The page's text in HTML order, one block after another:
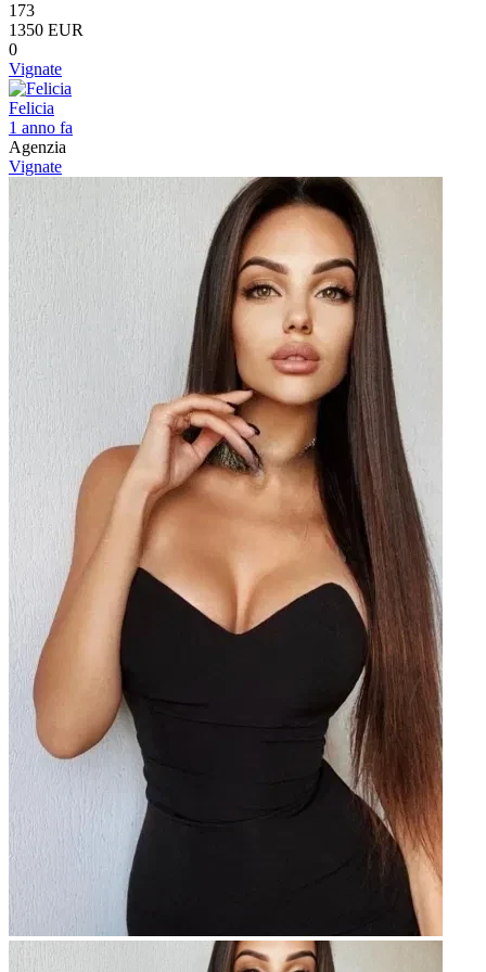
173
1350 EUR
0
Vignate
Felicia
1 anno fa
Agenzia
Vignate